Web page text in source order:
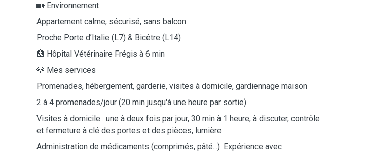
🏡 Environnement
Appartement calme, sécurisé, sans balcon
Proche Porte d’Italie (L7) & Bicêtre (L14)
🏥 Hôpital Vétérinaire Frégis à 6 min
🐶 Mes services
Promenades, hébergement, garderie, visites à domicile, gardiennage maison
2 à 4 promenades/jour (20 min jusqu'à une heure par sortie)
Visites à domicile : une à deux fois par jour, 30 min à 1 heure, à discuter, contrôle
et fermeture à clé des portes et des pièces, lumière
Administration de médicaments (comprimés, pâté...). Expérience avec